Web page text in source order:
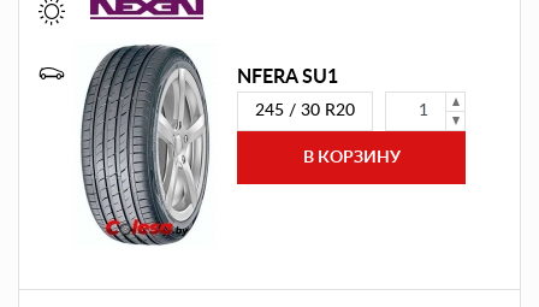
NFERA SU1
245 / 30 R20